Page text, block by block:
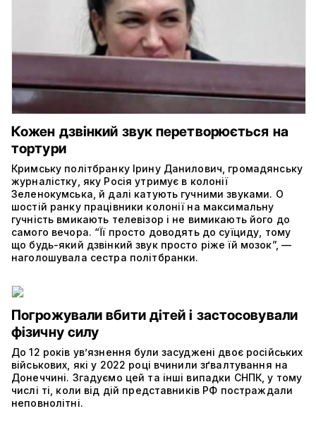
Кожен дзвінкий звук перетворюється на
тортури
Кримську політбранку Ірину Данилович, громадянську
журналістку, яку Росія утримує в колонії
Зеленокумська, й далі катують гучними звуками. О
шостій ранку працівники колонії на максимальну
гучність вмикають телевізор і не вимикають його до
самого вечора. “Її просто доводять до суїциду, тому
що будь-який дзвінкий звук просто ріже їй мозок”, —
наголошувала сестра політбранки.
Погрожували вбити дітей і застосовували
фізичну силу
До 12 років увʼязнення були засуджені двоє російських
військових, які у 2022 році вчинили зґвалтування на
Донеччині. Згадуємо цей та інші випадки СНПК, у тому
числі ті, коли від дій представників РФ постраждали
неповнолітні.